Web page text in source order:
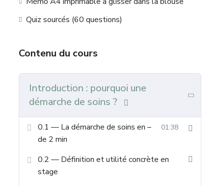
Quiz sourcés (60 questions)
Contenu du cours
Introduction : pourquoi une
démarche de soins ?
0.1 — La démarche de soins en –
de 2 min
01:38
0.2 — Définition et utilité concrète en
stage